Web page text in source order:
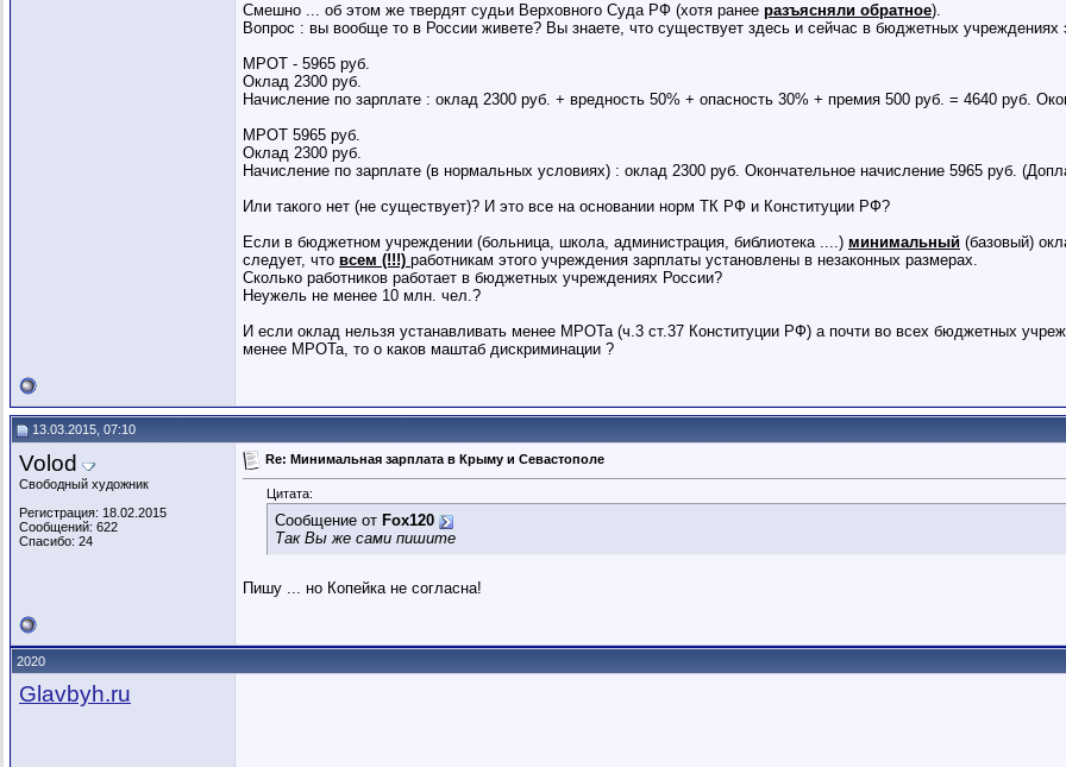
Смешно ... об этом же твердят судьи Верховного Суда РФ (хотя ранее разъясняли обратное).
Вопрос : вы вообще то в России живете? Вы знаете, что существует здесь и сейчас в бюджетных учреждениях
МРОТ - 5965 руб.
Оклад 2300 руб.
Начисление по зарплате : оклад 2300 руб. + вредность 50% + опасность 30% + премия 500 руб. = 4640 руб.
МРОТ 5965 руб.
Оклад 2300 руб.
Начисление по зарплате (в нормальных условиях) : оклад 2300 руб. Окончательное начисление 5965 руб.
Или такого нет (не существует)? И это все на основании норм ТК РФ и Конституции РФ?
Если в бюджетном учреждении (больница, школа, администрация, библиотека ....) минимальный (базовый)
следует, что всем (!!!) работникам этого учреждения зарплаты установлены в незаконных размерах.
Сколько работников работает в бюджетных учреждениях России?
Неужель не менее 10 млн. чел.?
И если оклад нельзя устанавливать менее МРОТа (ч.3 ст.37 Конституции РФ) а почти во всех бюджетных
менее МРОТа, то о каков маштаб дискриминации ?
13.03.2015, 07:10
Volod
Свободный художник
Регистрация: 18.02.2015
Сообщений: 622
Спасибо: 24
Re: Минимальная зарплата в Крыму и Севастополе
Цитата:
Сообщение от Fox120
Так Вы же сами пишите
Пишу ... но Копейка не согласна!
2020
Glavbyh.ru